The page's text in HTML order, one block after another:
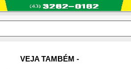
VEJA TAMBÉM -